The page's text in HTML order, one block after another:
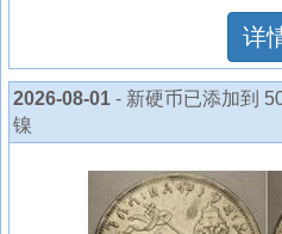
详
2026-08-01 - 新硬币已添加到
镍